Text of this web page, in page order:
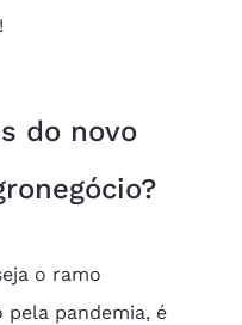
do novo
o ramo
pandemia, é